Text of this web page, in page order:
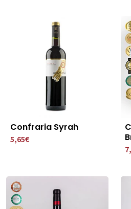
Confraria Syrah
5,65€